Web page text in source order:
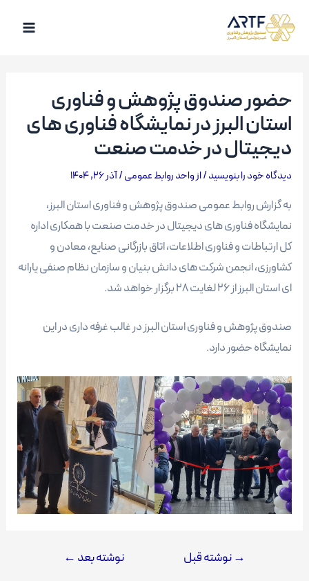
حضور صندوق پژوهش و فناوری
استان البرز در نمایشگاه فناوری های
دیجیتال در خدمت صنعت
دیدگاه‌ خود را بنویسید/ ازواحد روابط عمومی/آذر 26, 1404
به گزارش روابط عمومی صندوق پژوهش و فناوری استان البرز،
نمایشگاه فناوری های دیجیتال در خدمت صنعت با همکاری اداره
کل ارتباطات و فناوری اطلاعات، اتاق بازرگانی صنایع، معادن و
کشاورزی، انجمن شرکت های دانش بنیان و سازمان نظام صنفی یارانه
ای استان البرز از ۲۶ لغایت ۲۸ برگزار خواهد شد.
صندوق پژوهش و فناوری استان البرز در غالب غرفه داری در این
نمایشگاه حضور دارد.
راهبری
→نوشته قبل نوشته بعد ←